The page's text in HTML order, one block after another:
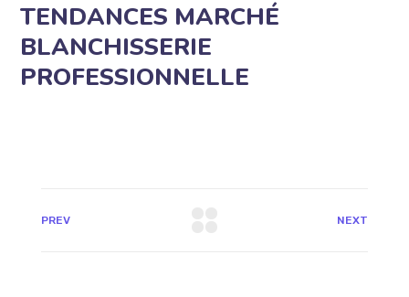
TENDANCES MARCHÉ
BLANCHISSERIE
PROFESSIONNELLE
PREV NEXT